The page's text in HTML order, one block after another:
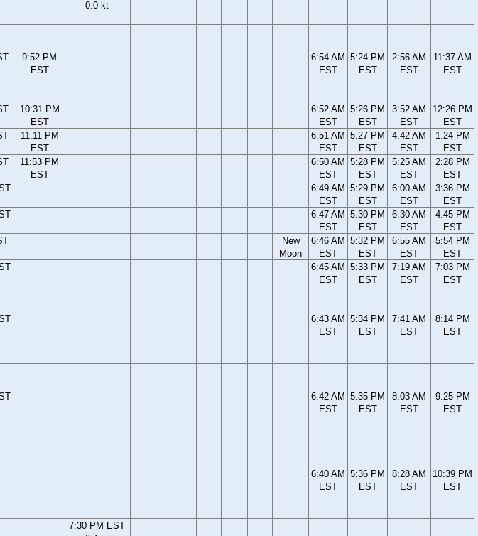
0.0 kt
9:52 PM
EST
6:54 AM
EST
5:24 PM
EST
2:56 AM
EST
11:37 AM
EST
10:31 PM
EST
6:52 AM
EST
5:26 PM
EST
3:52 AM
EST
12:26 PM
EST
11:11 PM
EST
6:51 AM
EST
5:27 PM
EST
4:42 AM
EST
1:24 PM
EST
11:53 PM
EST
6:50 AM
EST
5:28 PM
EST
5:25 AM
EST
2:28 PM
EST
6:49 AM
EST
5:29 PM
EST
6:00 AM
EST
3:36 PM
EST
6:47 AM
EST
5:30 PM
EST
6:30 AM
EST
4:45 PM
EST
New
Moon
6:46 AM
EST
5:32 PM
EST
6:55 AM
EST
5:54 PM
EST
6:45 AM
EST
5:33 PM
EST
7:19 AM
EST
7:03 PM
EST
6:43 AM
EST
5:34 PM
EST
7:41 AM
EST
8:14 PM
EST
6:42 AM
EST
5:35 PM
EST
8:03 AM
EST
9:25 PM
EST
6:40 AM
EST
5:36 PM
EST
8:28 AM
EST
10:39 PM
EST
7:30 PM EST